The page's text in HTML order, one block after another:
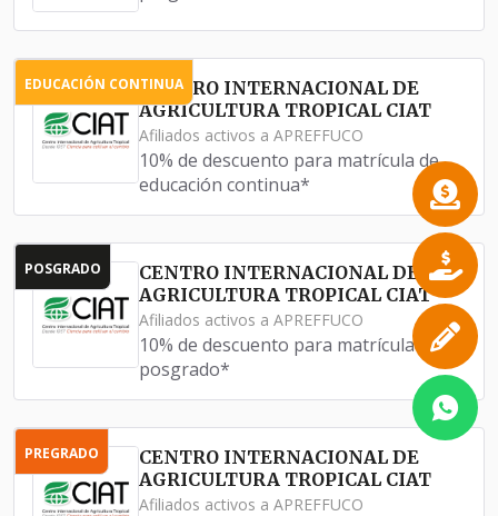
EDUCACIÓN CONTINUACENTRO INTERNACIONAL DE
AGRICULTURA TROPICAL CIAT
Afiliados activos a APREFFUCO
10% de descuento para matrícula de
educación continua*
POSGRADO
CENTRO INTERNACIONAL DE
AGRICULTURA TROPICAL CIAT
Afiliados activos a APREFFUCO
10% de descuento para matrícula de
posgrado*
PREGRADO
CENTRO INTERNACIONAL DE
AGRICULTURA TROPICAL CIAT
Afiliados activos a APREFFUCO